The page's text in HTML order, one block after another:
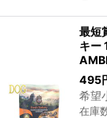
最短
キー
495
希望
在庫